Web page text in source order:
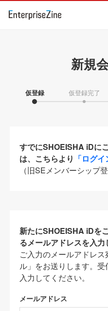
新規
仮登録 仮登録完了
すでにSHOEISHA iDに
は、こちらより 「ログイ
（旧SEメンバーシップ
新たにSHOEISHA iDを
るメールアドレスを入力
ご入力のメールアドレ
ル」をお送りします。
入力してください。
メールアドレス